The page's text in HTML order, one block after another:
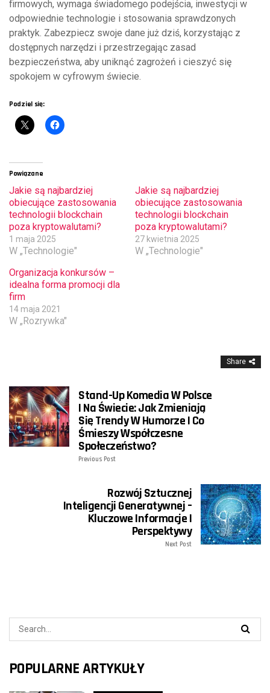
firmowych, wymaga świadomego podejścia, inwestycji w
odpowiednie technologie i stosowania sprawdzonych
praktyk. Zabezpiecz swoje dane już dziś, korzystając z
dostępnych narzędzi i przestrzegając zasad
bezpieczeństwa, aby uniknąć zagrożeń i cieszyć się
spokojem w cyfrowym świecie.
Podziel się:
Powiązane
Jakie są najbardziej
obiecujące zastosowania
technologii blockchain
poza kryptowalutami?
1 maja 2025
W „Technologie"
Jakie są najbardziej
obiecujące zastosowania
technologii blockchain
poza kryptowalutami?
27 kwietnia 2025
W „Technologie"
Organizacja konkursów –
idealna forma promocji dla
firm
14 maja 2021
W „Rozrywka"
Share
Stand-Up Komedia W Polsce
I Na Świecie: Jak Zmieniają
Się Trendy W Humorze I Co
Śmieszy Współczesne
Społeczeństwo?
Previous Post
Rozwój Sztucznej
Inteligencji Generatywnej –
Kluczowe Informacje I
Perspektywy
Next Post
POPULARNE ARTYKUŁY